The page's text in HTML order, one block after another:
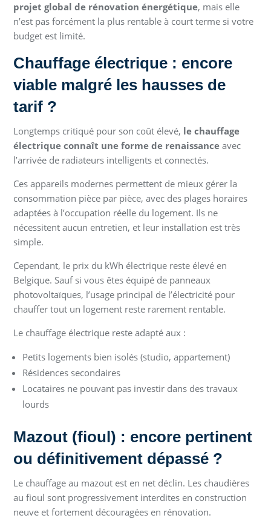
projet global de rénovation énergétique, mais elle
n’est pas forcément la plus rentable à court terme si votre
budget est limité.
Chauffage électrique : encore
viable malgré les hausses de
tarif ?
Longtemps critiqué pour son coût élevé, le chauffage
électrique connaît une forme de renaissance avec
l’arrivée de radiateurs intelligents et connectés.
Ces appareils modernes permettent de mieux gérer la
consommation pièce par pièce, avec des plages horaires
adaptées à l’occupation réelle du logement. Ils ne
nécessitent aucun entretien, et leur installation est très
simple.
Cependant, le prix du kWh électrique reste élevé en
Belgique. Sauf si vous êtes équipé de panneaux
photovoltaïques, l’usage principal de l’électricité pour
chauffer tout un logement reste rarement rentable.
Le chauffage électrique reste adapté aux :
Petits logements bien isolés (studio, appartement)
Résidences secondaires
Locataires ne pouvant pas investir dans des travaux
lourds
Mazout (fioul) : encore pertinent
ou définitivement dépassé ?
Le chauffage au mazout est en net déclin. Les chaudières
au fioul sont progressivement interdites en construction
neuve et fortement découragées en rénovation.